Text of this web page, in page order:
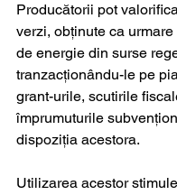
Producătorii pot
verzi, obținute ca
de energie din surse
tranzacționându-le pe
grant-urile, scutirile
împrumuturile
dispoziția acestora.
Utilizarea acestor